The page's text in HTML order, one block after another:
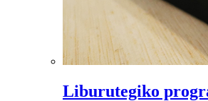
Liburutegiko